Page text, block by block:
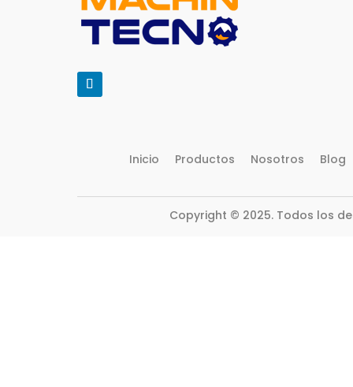
Inicio Productos Nosotros Blog
Copyright © 2025. Todos los